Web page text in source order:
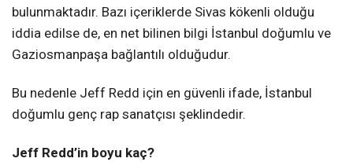
bulunmaktadır. Bazı içeriklerde Sivas kökenli olduğu
iddia edilse de, en net bilinen bilgi İstanbul doğumlu ve
Gaziosmanpaşa bağlantılı olduğudur.
Bu nedenle Jeff Redd için en güvenli ifade, İstanbul
doğumlu genç rap sanatçısı şeklindedir.
Jeff Redd’in boyu kaç?